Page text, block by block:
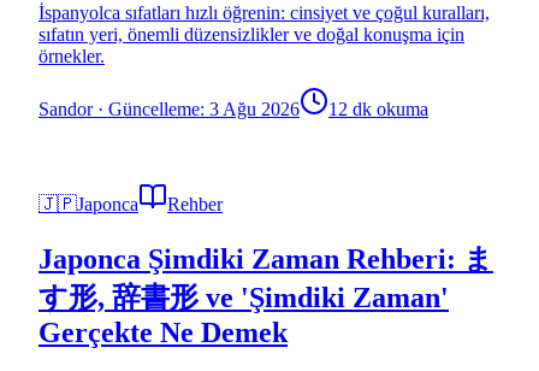
İspanyolca sıfatları hızlı öğrenin: cinsiyet ve çoğul kuralları,
sıfatın yeri, önemli düzensizlikler ve doğal konuşma için
örnekler.
Sandor· Güncelleme: 3 Ağu 2026 12 dk okuma
🇯🇵Japonca Rehber
Japonca Şimdiki Zaman Rehberi: ま
す形, 辞書形 ve 'Şimdiki Zaman'
Gerçekte Ne Demek